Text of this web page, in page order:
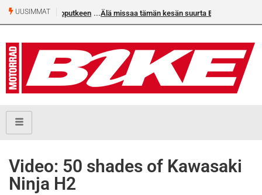
UUSIMMAT
voittoputkeen
Älä missaa tämän kesän suurta Bike-
Video: 50 shades of Kawasaki
Ninja H2